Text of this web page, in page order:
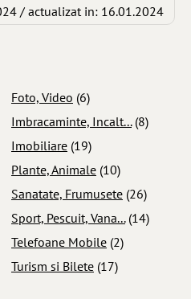
/ actualizat in: 16.01.2024
Foto, Video (6)
Imbracaminte, Incalt... (8)
Imobiliare (19)
Plante, Animale (10)
Sanatate, Frumusete (26)
Sport, Pescuit, Vana... (14)
Telefoane Mobile (2)
Turism si Bilete (17)